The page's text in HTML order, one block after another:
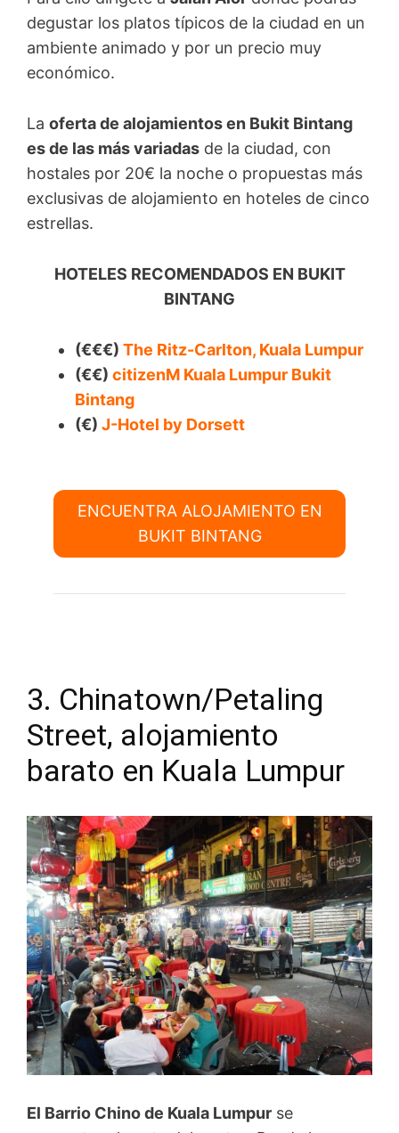
degustar los platos típicos de la ciudad en un
ambiente animado y por un precio muy
económico.
La oferta de alojamientos en Bukit Bintang
es de las más variadas de la ciudad, con
hostales por 20€ la noche o propuestas más
exclusivas de alojamiento en hoteles de cinco
estrellas.
HOTELES RECOMENDADOS EN BUKIT
BINTANG
(€€€) The Ritz-Carlton, Kuala Lumpur
(€€) citizenM Kuala Lumpur Bukit
Bintang
(€) J-Hotel by Dorsett
ENCUENTRA ALOJAMIENTO EN
BUKIT BINTANG
3. Chinatown/Petaling
Street, alojamiento
barato en Kuala Lumpur
El Barrio Chino de Kuala Lumpur se